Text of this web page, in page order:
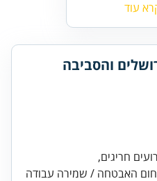
עוד
והסביבה
האבטחה / שמירה עבודה